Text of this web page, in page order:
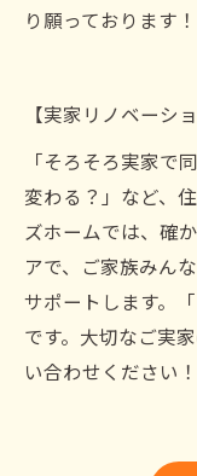
り願っております！
【実家リノベーシ
「そろそろ実家で
変わる？」など、
ズホームでは、確
アで、ご家族みん
サポートします。
です。大切なご実
い合わせください！